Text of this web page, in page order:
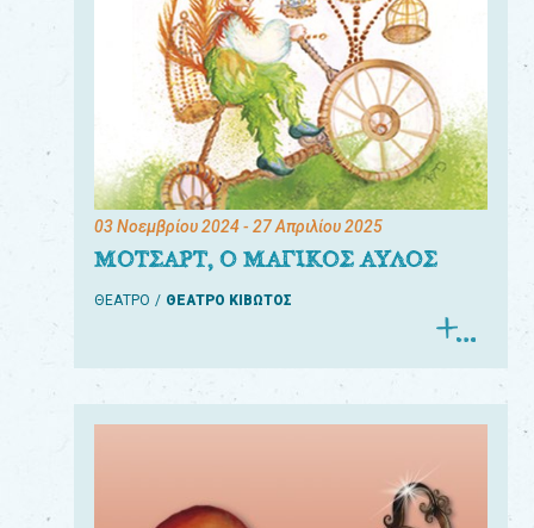
03 Νοεμβρίου 2024- 27 Απριλίου 2025
ΜΟΤΣΑΡΤ, Ο ΜΑΓΙΚΟΣ ΑΥΛΟΣ
ΘΕΑΤΡΟ ΘΕΑΤΡΟ ΚΙΒΩΤΟΣ